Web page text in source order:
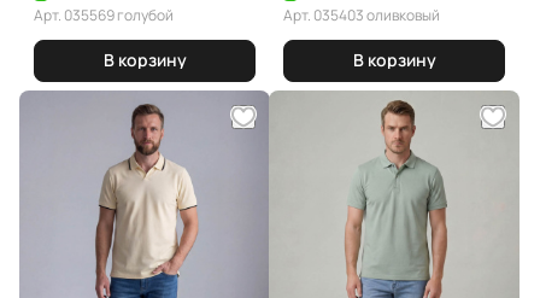
Арт. 035569 голубой
В корзину
Арт. 035403 оливковый
В корзину